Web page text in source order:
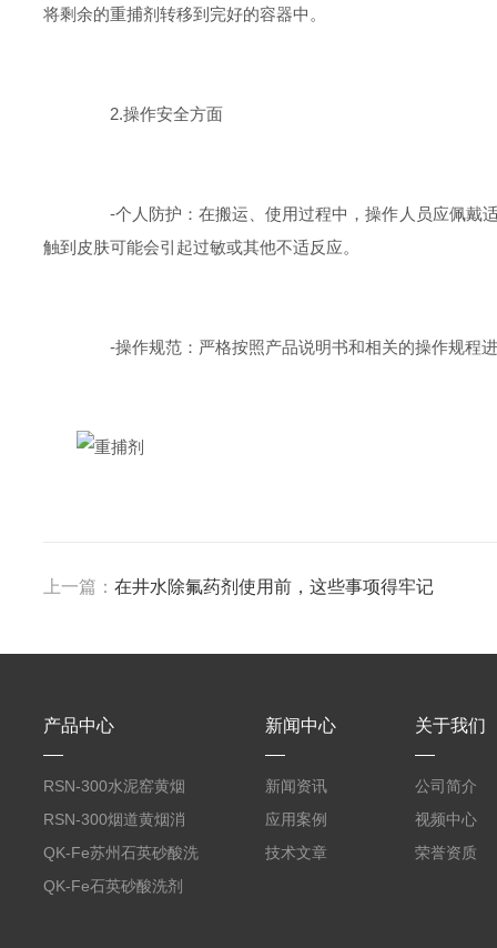
将剩余的重捕剂转移到完好的容器中。
2.操作安全方面
-个人防护：在搬运、使用过程中，操作人员应佩戴适
触到皮肤可能会引起过敏或其他不适反应。
-操作规范：严格按照产品说明书和相关的操作规程进
上一篇： 在井水除氟药剂使用前，这些事项得牢记
产品中心
RSN-300水泥窑黄烟
消除剂
RSN-300烟道黄烟消
除剂销售
QK-Fe苏州石英砂酸洗
剂
QK-Fe石英砂酸洗剂
新闻中心
新闻资讯
应用案例
技术文章
关于我们
公司简介
视频中心
荣誉资质